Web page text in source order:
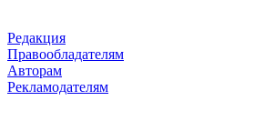
Редакция
Правообладателям
Авторам
Рекламодателям